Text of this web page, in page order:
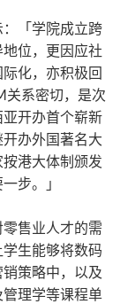
「学院成立跨
位，更因应社
化，亦积极回
关系密切，是次
开办首个崭新
办外国著名大
港大体制颁发
步。」
零售业人才的需
生能够将数码
策略中，以及
理学等课程单